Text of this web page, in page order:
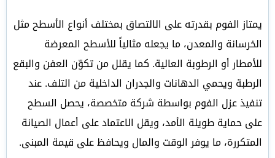
يمتاز الفوم بقدرته على الالتصاق بمختلف أنواع الأسطح مثل
الخرسانة والمعدن، ما يجعله مثالياً للأسطح المعرضة
للأمطار أو الرطوبة العالية. كما يقلل من تكوّن العفن والبقع
الرطبة ويحمي الدهانات والجدران الداخلية من التلف. عند
تنفيذ عزل الفوم بواسطة شركة متخصصة، يحصل السطح
على حماية طويلة الأمد، ويقل الاعتماد على أعمال الصيانة
المتكررة، ما يوفر الوقت والمال ويحافظ على قيمة المبنى.